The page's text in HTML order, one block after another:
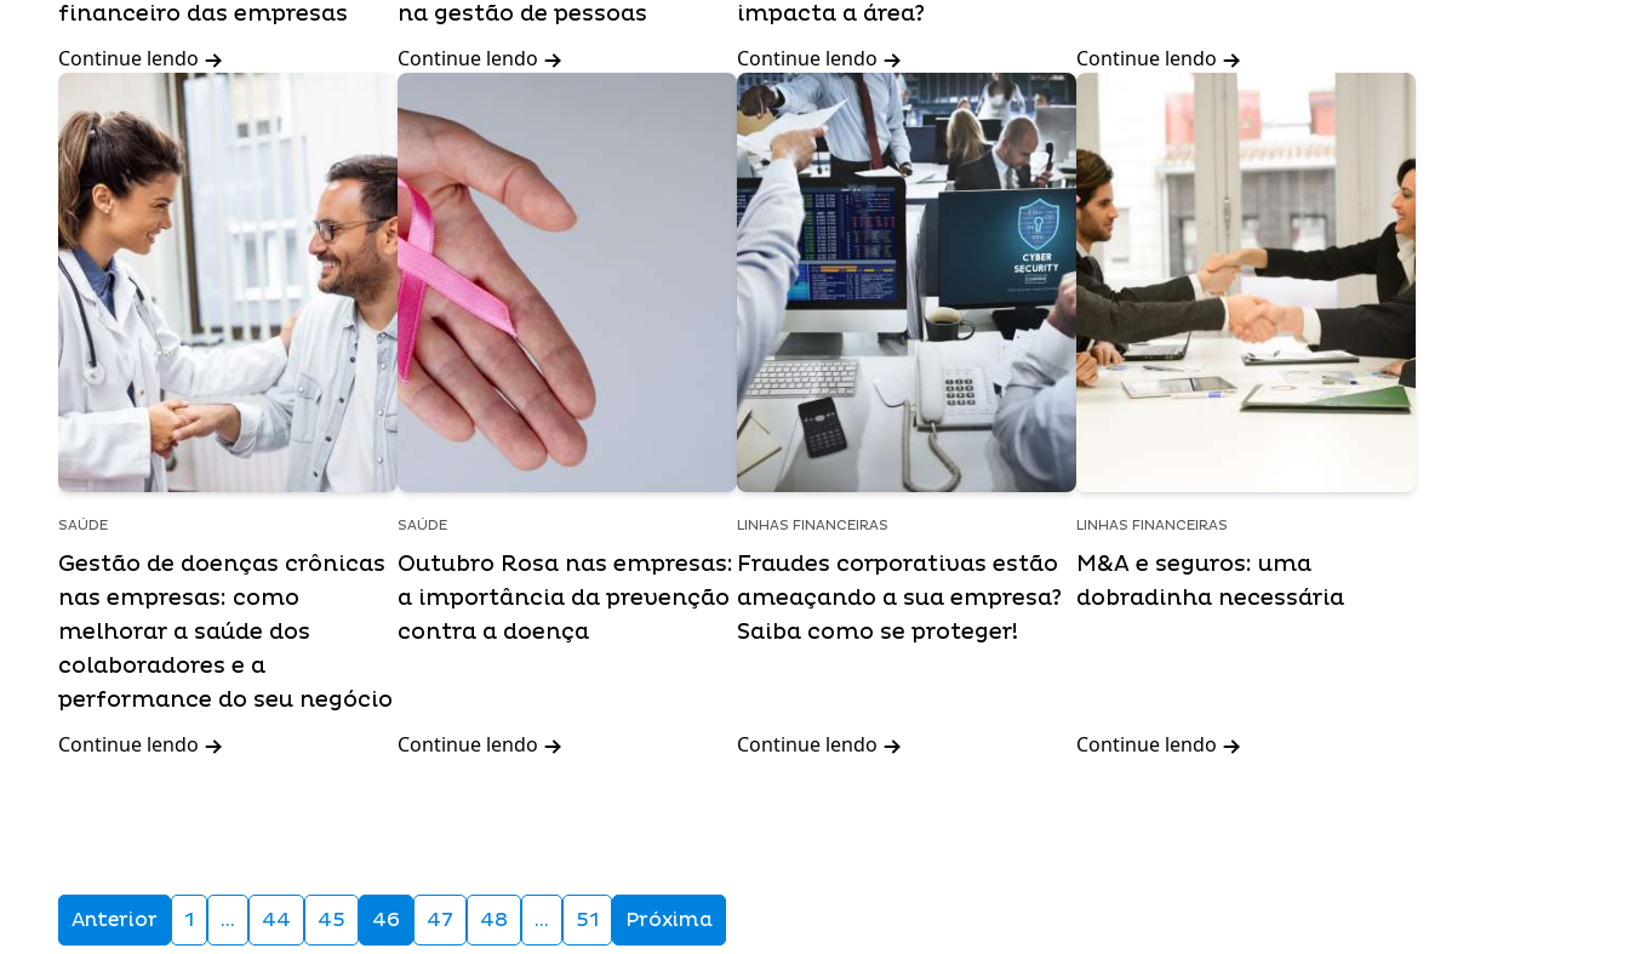
financeiro das empresas
Continue lendo
na gestão de pessoas
Continue lendo
impacta a área?
Continue lendo Continue lendo
SAÚDE
Gestão de doenças crônicas
nas empresas: como
melhorar a saúde dos
colaboradores e a
performance do seu negócio
Continue lendo
SAÚDE
Outubro Rosa nas empresas:
a importância da prevenção
contra a doença
Continue lendo
LINHAS FINANCEIRAS
Fraudes corporativas estão
ameaçando a sua empresa?
Saiba como se proteger!
Continue lendo
LINHAS FINANCEIRAS
M&A e seguros: uma
dobradinha necessária
Continue lendo
Anterior 1 … 44 45 46 47 48 … 51 Próxima